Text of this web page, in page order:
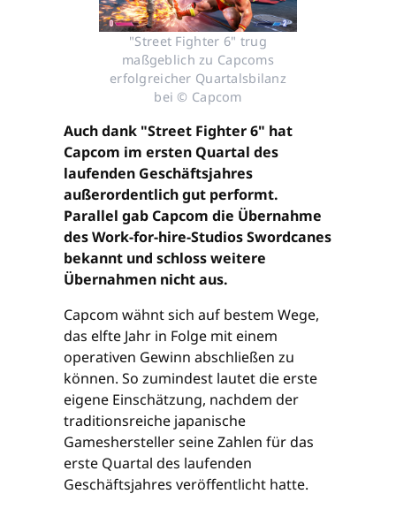
"Street Fighter 6" trug
maßgeblich zu Capcoms
erfolgreicher Quartalsbilanz
bei © Capcom
Auch dank "Street Fighter 6" hat
Capcom im ersten Quartal des
laufenden Geschäftsjahres
außerordentlich gut performt.
Parallel gab Capcom die Übernahme
des Work-for-hire-Studios Swordcanes
bekannt und schloss weitere
Übernahmen nicht aus.
Capcom wähnt sich auf bestem Wege,
das elfte Jahr in Folge mit einem
operativen Gewinn abschließen zu
können. So zumindest lautet die erste
eigene Einschätzung, nachdem der
traditionsreiche japanische
Gameshersteller seine Zahlen für das
erste Quartal des laufenden
Geschäftsjahres veröffentlicht hatte.